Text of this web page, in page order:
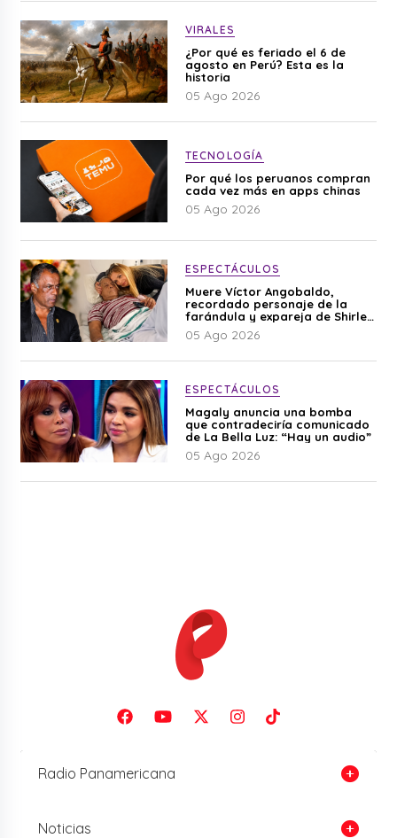
VIRALES
¿Por qué es feriado el 6 de
agosto en Perú? Esta es la
historia
05 Ago 2026
TECNOLOGÍA
Por qué los peruanos compran
cada vez más en apps chinas
05 Ago 2026
ESPECTÁCULOS
Muere Víctor Angobaldo,
recordado personaje de la
farándula y expareja de Shirley
Cherres
05 Ago 2026
ESPECTÁCULOS
Magaly anuncia una bomba
que contradeciría comunicado
de La Bella Luz: “Hay un audio”
05 Ago 2026
Radio Panamericana
Noticias